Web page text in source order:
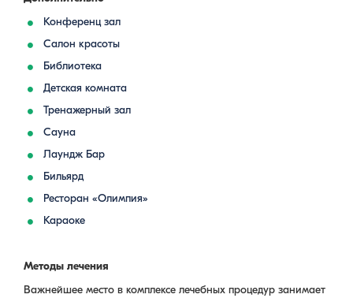
Конференц зал
Салон красоты
Библиотека
Детская комната
Тренажерный зал
Сауна
Лаундж Бар
Бильярд
Ресторан «Олимпия»
Караоке
Методы лечения
Важнейшее место в комплексе лечебных процедур занимает